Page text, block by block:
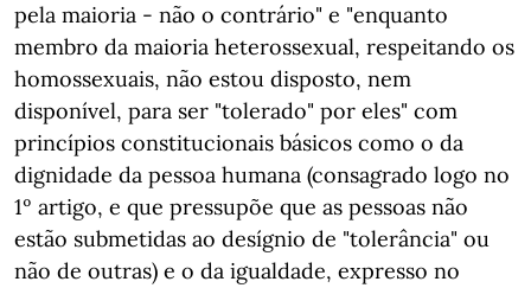
pela maioria - não o contrário" e "enquanto
membro da maioria heterossexual, respeitando os
homossexuais, não estou disposto, nem
disponível, para ser "tolerado" por eles" com
princípios constitucionais básicos como o da
dignidade da pessoa humana (consagrado logo no
1º artigo, e que pressupõe que as pessoas não
estão submetidas ao desígnio de "tolerância" ou
não de outras) e o da igualdade, expresso no